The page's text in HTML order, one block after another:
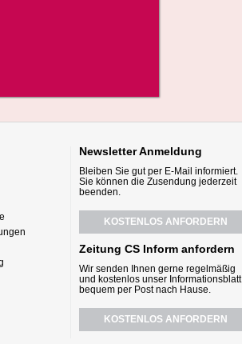
NewsletterAnmeldung
Bleiben Sie gut per E-Mail informiert.
Sie können die Zusendung jederzeit
beenden.
KOSTENLOS ANFORDERN
Zeitung CS Inform anfordern
Wir senden Ihnen gerne regelmäßig
und kostenlos unser Informationsblatt
bequem per Post nach Hause.
KOSTENLOS ANFORDERN